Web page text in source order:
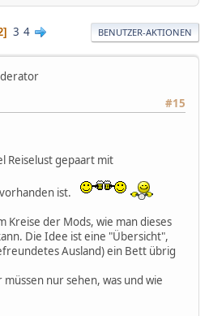
3 4 BENUTZER-AKTIONEN
#15
Reiselust gepaart mit
ist.
Kreise der Mods, wie man dieses
Die Idee ist eine "Übersicht",
Ausland) ein Bett übrig
nur sehen, was und wie